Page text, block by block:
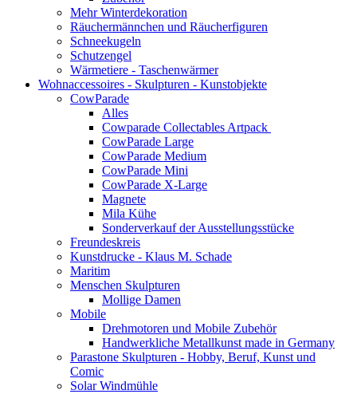
Mehr Winterdekoration
Räuchermännchen und Räucherfiguren
Schneekugeln
Schutzengel
Wärmetiere - Taschenwärmer
Wohnaccessoires - Skulpturen - Kunstobjekte
CowParade
Alles
Cowparade Collectables Artpack
CowParade Large
CowParade Medium
CowParade Mini
CowParade X-Large
Magnete
Mila Kühe
Sonderverkauf der Ausstellungsstücke
Freundeskreis
Kunstdrucke - Klaus M. Schade
Maritim
Menschen Skulpturen
Mollige Damen
Mobile
Drehmotoren und Mobile Zubehör
Handwerkliche Metallkunst made in Germany
Parastone Skulpturen - Hobby, Beruf, Kunst und
Comic
Solar Windmühle